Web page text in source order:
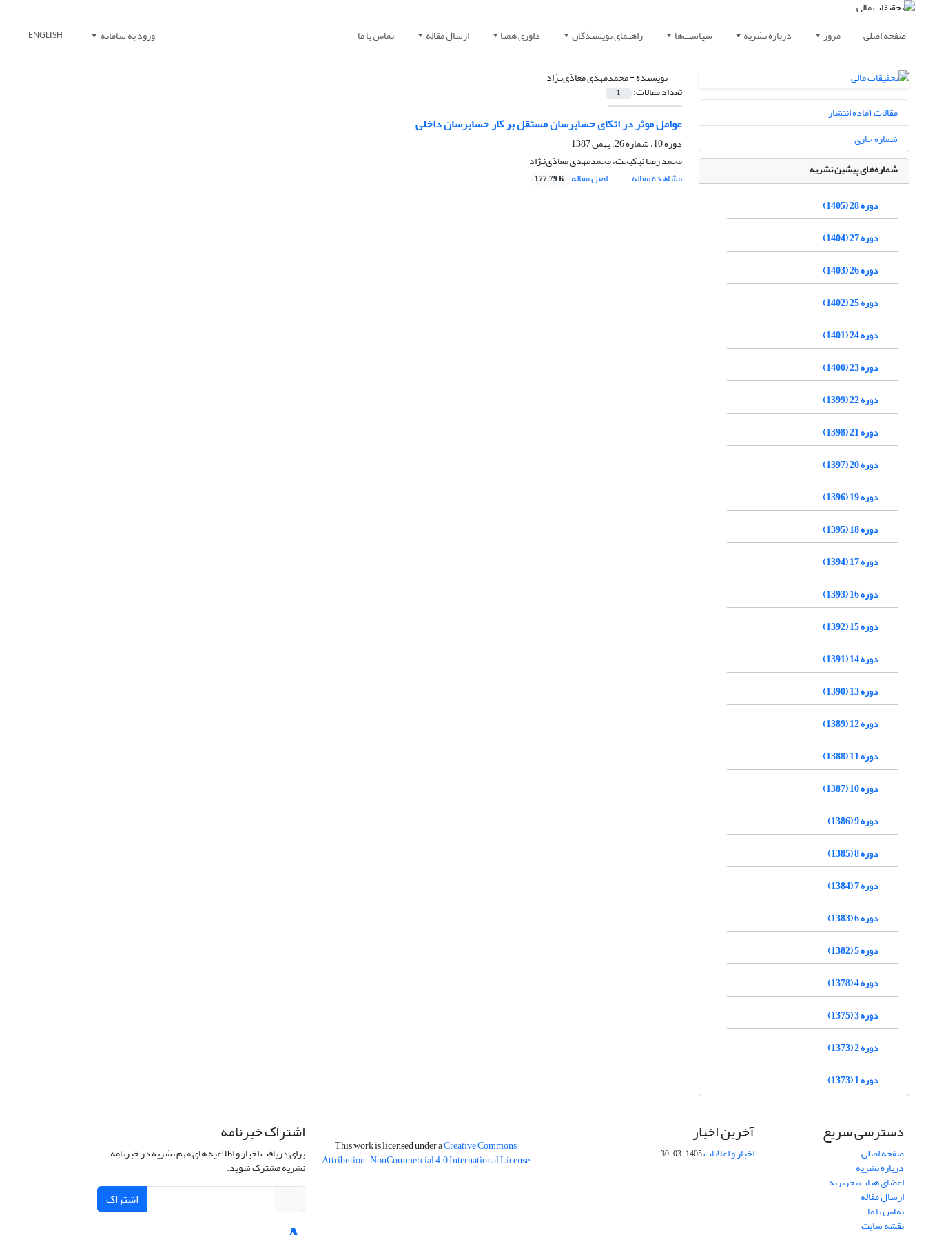
صفحه اصلی مرور درباره نشریه سیاست‌ها راهنمای نویسندگان داوری همتا ارسال مقاله تماس با ما ورود به سامانه ENGLISH
نویسنده =محمدمهدی معاذی‌نـ‌‌‌ژاد
تعداد مقالات: 1
عوامل موثر در اتکای حسابرسان مستقل بر کار حسابرسان داخلی
دوره 10، شماره 26، بهمن 1387
محمد رضا نیکبخت، محمدمهدی معاذی‌نـ‌‌‌ژاد
مشاهده مقاله
اصل مقاله 177.79 K
مقالات آماده انتشار
شماره جاری
شماره‌های پیشین نشریه
دوره 28 (1405)
دوره 27 (1404)
دوره 26 (1403)
دوره 25 (1402)
دوره 24 (1401)
دوره 23 (1400)
دوره 22 (1399)
دوره 21 (1398)
دوره 20 (1397)
دوره 19 (1396)
دوره 18 (1395)
دوره 17 (1394)
دوره 16 (1393)
دوره 15 (1392)
دوره 14 (1391)
دوره 13 (1390)
دوره 12 (1389)
دوره 11 (1388)
دوره 10 (1387)
دوره 9 (1386)
دوره 8 (1385)
دوره 7 (1384)
دوره 6 (1383)
دوره 5 (1382)
دوره 4 (1378)
دوره 3 (1375)
دوره 2 (1373)
دوره 1 (1373)
دسترسی سریع
صفحه اصلی
درباره نشریه
اعضای هیات تحریریه
ارسال مقاله
تماس با ما
نقشه سایت
آخرین اخبار
اخبار و اعلانات1405-03-30
This work is licensed under aCreative Commons
Attribution-NonCommercial 4.0 International License
اشتراک خبرنامه
برای دریافت اخبار و اطلاعیه های مهم نشریه در خبرنامه
نشریه مشترک شوید.
اشتراک